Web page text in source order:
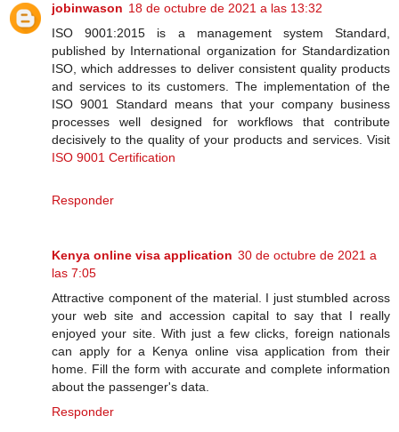
jobinwason 18 de octubre de 2021 a las 13:32
ISO 9001:2015 is a management system Standard,
published by International organization for Standardization
ISO, which addresses to deliver consistent quality products
and services to its customers. The implementation of the
ISO 9001 Standard means that your company business
processes well designed for workflows that contribute
decisively to the quality of your products and services. Visit
ISO 9001 Certification
Responder
Kenya online visa application 30 de octubre de 2021 a
las 7:05
Attractive component of the material. I just stumbled across
your web site and accession capital to say that I really
enjoyed your site. With just a few clicks, foreign nationals
can apply for a Kenya online visa application from their
home. Fill the form with accurate and complete information
about the passenger's data.
Responder